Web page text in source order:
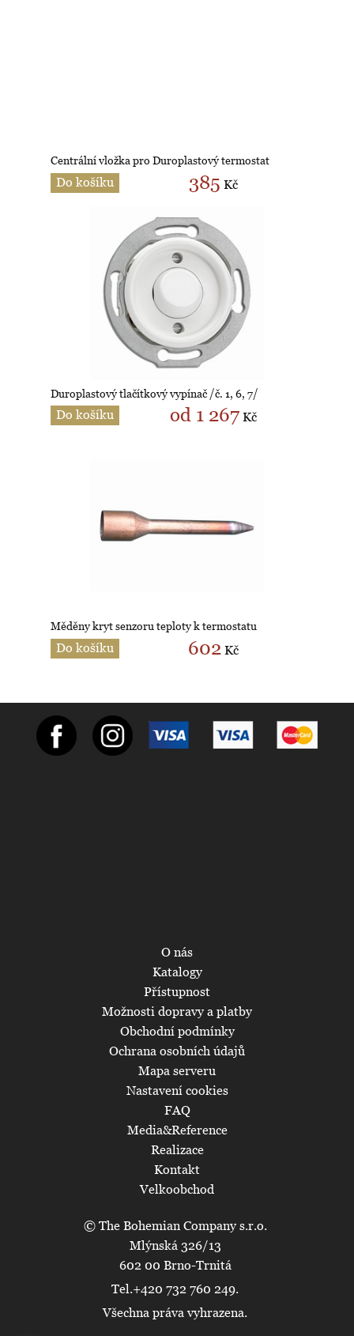
Centrální vložka pro Duroplastový termostat
Do košíku 385 Kč
Duroplastový tlačítkový vypínač /č. 1, 6, 7/
Do košíku od 1 267 Kč
Měděny kryt senzoru teploty k termostatu
Do košíku 602 Kč
© The Bohemian Company s.r.o.
Mlýnská 326/13
602 00 Brno-Trnitá
Tel.+420 732 760 249.
Všechna práva vyhrazena.
O nás
Katalogy
Přístupnost
Možnosti dopravy a platby
Obchodní podmínky
Ochrana osobních údajů
Mapa serveru
Nastavení cookies
FAQ
Media&Reference
Realizace
Kontakt
Velkoobchod